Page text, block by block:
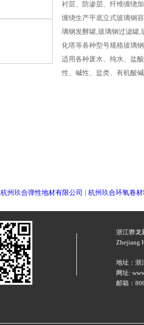
衬层、防渗层、纤维缠绕
缠绕生产平底立式玻璃钢
璃钢发酵罐,玻璃钢过滤罐
化塔等各种型号规格玻璃
适用各种废水、纯水、盐
性、碱性、盐类、有机酸
杭州玖合弹性地材有限公司 杭州玖合环氧卷
浙江骅龙
Zhejiang
地址：浙
网址:
邮箱：